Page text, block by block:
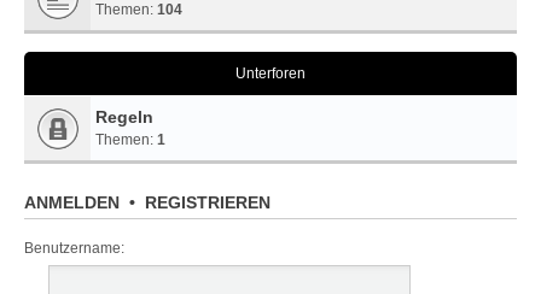
Themen: 104
Unterforen
Regeln
Themen: 1
ANMELDEN • REGISTRIEREN
Benutzername: